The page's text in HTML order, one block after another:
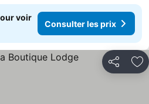
voir
Consulter les prix
Partager